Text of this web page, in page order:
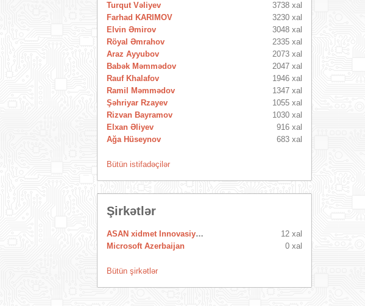
Turqut Vəliyev
3738 xal
Farhad KARIMOV
3230 xal
Elvin Əmirov
3048 xal
Röyal Əmrahov
2335 xal
Araz Ayyubov
2073 xal
Babək Məmmədov
2047 xal
Rauf Khalafov
1946 xal
Ramil Məmmədov
1347 xal
Şəhriyar Rzayev
1055 xal
Rizvan Bayramov
1030 xal
Elxan Əliyev
916 xal
Ağa Hüseynov
683 xal
Bütün istifadəçilər
Şirkətlər
ASAN xidmet Innovasiya Mərkəzi
12 xal
Microsoft Azerbaijan
0 xal
Bütün şirkətlər